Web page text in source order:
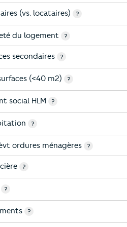
(vs. locataires) ?
du logement ?
secondaires ?
(<40 m2) ?
social HLM ?
?
ordures ménagères ?
?
?
?